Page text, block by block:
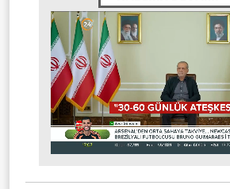
Mute Stream